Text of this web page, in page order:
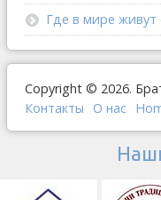
Где в мире
Copyright © 2026.
Контакты
О наc